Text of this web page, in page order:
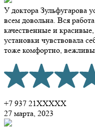
У доктора Зульфугарова
всем довольна. Вся
качественные и
установки чувствовала
тоже комфортно,
+7 937 21XXXXX
27 марта, 2023